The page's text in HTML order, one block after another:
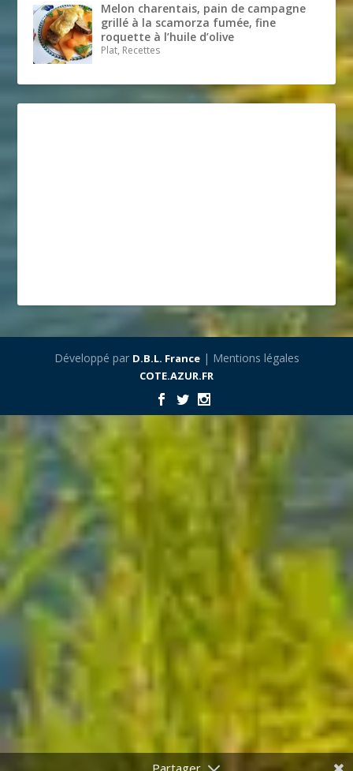
Melon charentais, pain de campagne
grillé à la scamorza fumée, fine
roquette à l’huile d’olive
Plat, Recettes
Développé par D.B.L. France| Mentions légales
COTE.AZUR.FR